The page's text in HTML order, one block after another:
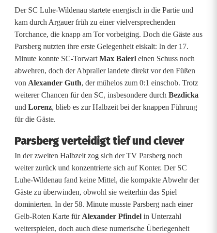
l
d
e
n
a
u
n
t
e
r
l
Der SC Luhe-Wildenau startete energisch in die Partie und
kam durch Argauer früh zu einer vielversprechenden
Torchance, die knapp am Tor vorbeiging. Doch die Gäste aus
Parsberg nutzten ihre erste Gelegenheit eiskalt: In der 17.
Minute konnte SC-Torwart Max Baierl einen Schuss noch
abwehren, doch der Abpraller landete direkt vor den Füßen
von Alexander Guth, der mühelos zum 0:1 einschob. Trotz
weiterer Chancen für den SC, insbesondere durch Bezdicka
und Lorenz, blieb es zur Halbzeit bei der knappen Führung
für die Gäste.
Parsberg verteidigt tief und clever
In der zweiten Halbzeit zog sich der TV Parsberg noch
weiter zurück und konzentrierte sich auf Konter. Der SC
Luhe-Wildenau fand keine Mittel, die kompakte Abwehr der
Gäste zu überwinden, obwohl sie weiterhin das Spiel
dominierten. In der 58. Minute musste Parsberg nach einer
Gelb-Roten Karte für Alexander Pfindel in Unterzahl
weiterspielen, doch auch diese numerische Überlegenheit